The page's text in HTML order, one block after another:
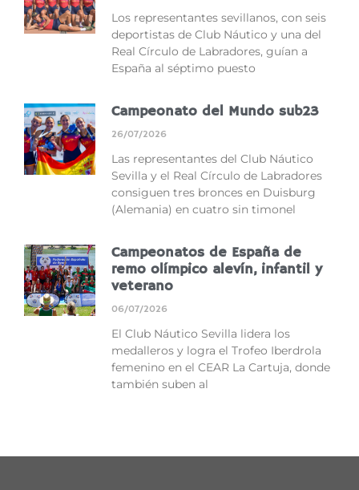
Los representantes sevillanos, con seis
deportistas de Club Náutico y una del
Real Círculo de Labradores, guían a
España al séptimo puesto
Campeonato del Mundo sub23
26/07/2026
Las representantes del Club Náutico
Sevilla y el Real Círculo de Labradores
consiguen tres bronces en Duisburg
(Alemania) en cuatro sin timonel
Campeonatos de España de
remo olímpico alevín, infantil y
veterano
06/07/2026
El Club Náutico Sevilla lidera los
medalleros y logra el Trofeo Iberdrola
femenino en el CEAR La Cartuja, donde
también suben al